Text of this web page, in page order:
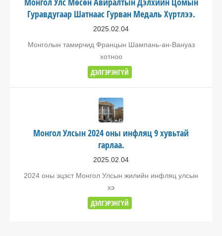
Гуравдугаар Шатнаас Гурван Медаль Хүртлээ.
2025.02.04
Монголын тамирчид Францын Шампань-ан-Вануаз
хотноо
ДЭЛГЭРЭНГҮЙ
Монгол Улсын 2024 оны инфляц 9 хувьтай
гарлаа.
2025.02.04
2024 оны эцэст Монгол Улсын жилийн инфляц улсын
хэ
ДЭЛГЭРЭНГҮЙ